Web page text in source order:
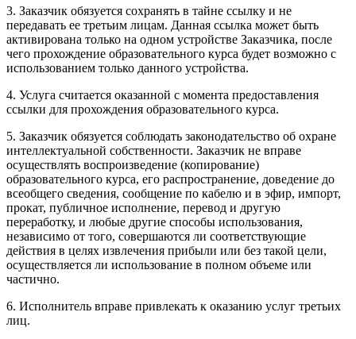
3. Заказчик обязуется сохранять в тайне ссылку и не
передавать ее третьим лицам. Данная ссылка может быть
активирована только на одном устройстве Заказчика, после
чего прохождение образовательного курса будет возможно с
использованием только данного устройства.
4. Услуга считается оказанной с момента предоставления
ссылки для прохождения образовательного курса.
5. Заказчик обязуется соблюдать законодательство об охране
интеллектуальной собственности. Заказчик не вправе
осуществлять воспроизведение (копирование)
образовательного курса, его распространение, доведение до
всеобщего сведения, сообщение по кабелю и в эфир, импорт,
прокат, публичное исполнение, перевод и другую
переработку, и любые другие способы использования,
независимо от того, совершаются ли соответствующие
действия в целях извлечения прибыли или без такой цели,
осуществляется ли использование в полном объеме или
частично.
6. Исполнитель вправе привлекать к оказанию услуг третьих
лиц.